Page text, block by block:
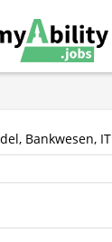
Bankwesen, IT